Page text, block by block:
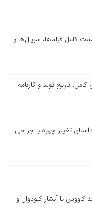
کامل فیلم‌ها، سریال‌ها و
تاریخ تولد و کارنامه
تغییر چهره با جراحی
کاووس تا آبشار کبودوال و